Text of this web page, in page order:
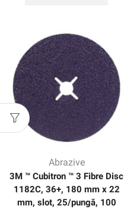
Abrazive
3M ™ Cubitron ™ 3 Fibre Disc
1182C, 36+, 180 mm x 22
mm, slot, 25/pungă, 100